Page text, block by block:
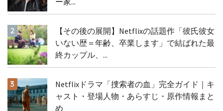
【その後の展開】Netflixの話題作「彼氏彼女
いない歴＝年齢、卒業します」で結ばれた最
終カップル、...
Netflixドラマ「捜索者の血」完全ガイド｜キ
ャスト・登場人物・あらすじ・原作情報まと
め